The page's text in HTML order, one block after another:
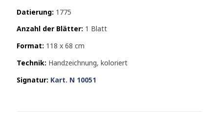
Datierung: 1775
Anzahl der Blätter: 1 Blatt
Format: 118 x 68 cm
Technik: Handzeichnung, koloriert
Signatur: Kart. N 10051